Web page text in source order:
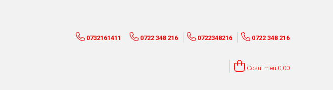
0732161411 0722 348 216 0722348216 0722 348 216
Cosul meu 0,00